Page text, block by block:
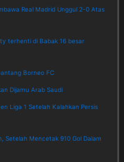
Real Madrid Unggul 2-0 Atas
terhenti di Babak 16 besar
Borneo FC
Dijamu Arab Saudi
Liga 1 Setelah Kalahkan Persis
Setelah Mencetak 910 Gol Dalam